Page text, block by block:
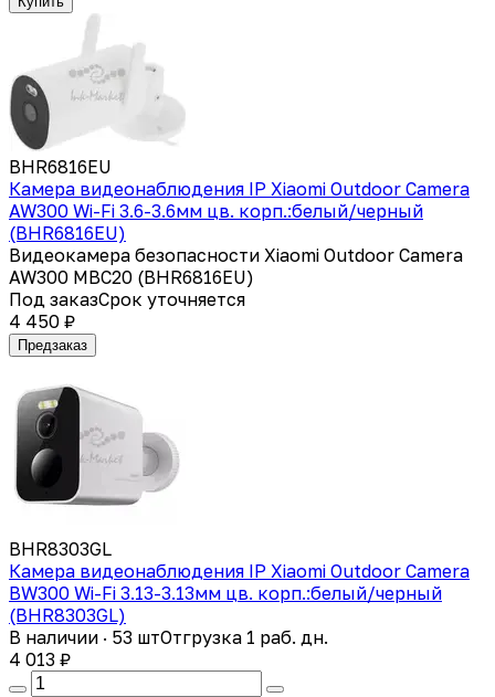
BHR6816EU
Камера видеонаблюдения IP Xiaomi Outdoor Camera
AW300 Wi-Fi 3.6-3.6мм цв. корп.:белый/черный
(BHR6816EU)
Видеокамера безопасности Xiaomi Outdoor Camera
AW300 MBC20 (BHR6816EU)
Под заказСрок уточняется
4 450 ₽
Предзаказ
BHR8303GL
Камера видеонаблюдения IP Xiaomi Outdoor Camera
BW300 Wi-Fi 3.13-3.13мм цв. корп.:белый/черный
(BHR8303GL)
В наличии · 53 штОтгрузка 1 раб. дн.
4 013 ₽